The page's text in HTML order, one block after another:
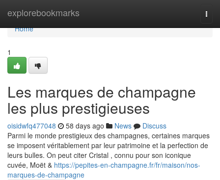
explorebookmarks
Home
Home
1
Les marques de champagne
les plus prestigieuses
oisidwfq477048 58 days ago News
Discuss
Parmi le monde prestigieux des champagnes, certaines marques
se imposent véritablement par leur patrimoine et la perfection de
leurs bulles. On peut citer Cristal , connu pour son iconique
cuvée, Moët & https://pepites-en-champagne.fr/fr/maison/nos-
marques-de-champagne